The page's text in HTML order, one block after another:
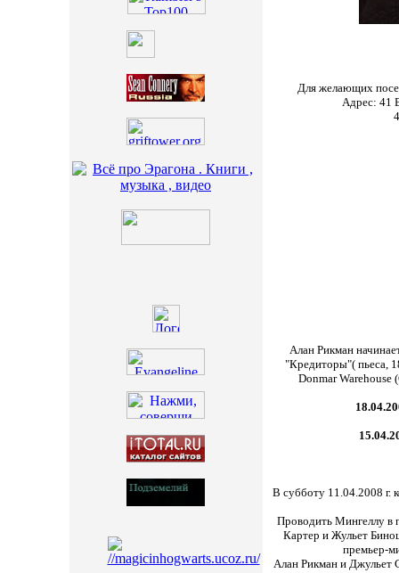
Для желающих
Адрес: 41
Алан Рикман
"Кредиторы"( пьеса,
Donmar Warehouse
В субботу 11.04.2008 г.
Проводить Мингеллу в
Картер и Жульет
премьер-
Алан Рикман и Джульет